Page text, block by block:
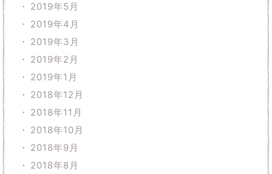
2019年5月
2019年4月
2019年3月
2019年2月
2019年1月
2018年12月
2018年11月
2018年10月
2018年9月
2018年8月